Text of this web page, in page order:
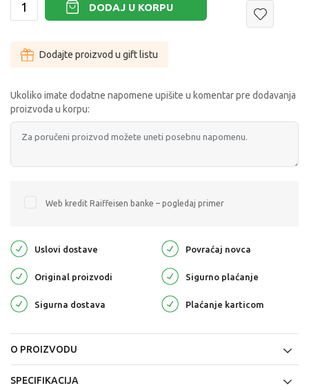
DODAJ U KORPU
Dodajte proizvod u gift listu
Ukoliko imate dodatne napomene upišite u komentar pre dodavanja
proizvoda u korpu:
Web kredit Raiffeisen banke – pogledaj primer
Uslovi dostave Povraćaj novca
Original proizvodi Sigurno plaćanje
Sigurna dostava Plaćanje karticom
O PROIZVODU
SPECIFIKACIJA